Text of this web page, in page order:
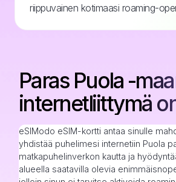
riippuvainen kotimaasi roaming-
Paras Puola -
internetliittymä
eSIModo eSIM-kortti antaa sinulle
yhdistää puhelimesi internetiin Puola
matkapuhelinverkon kautta ja
alueella saatavilla olevia